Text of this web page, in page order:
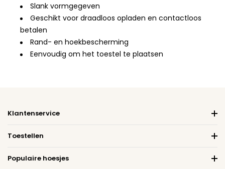
Slank vormgegeven
Geschikt voor draadloos opladen en contactloos
betalen
Rand- en hoekbescherming
Eenvoudig om het toestel te plaatsen
Klantenservice
Toestellen
Populaire hoesjes